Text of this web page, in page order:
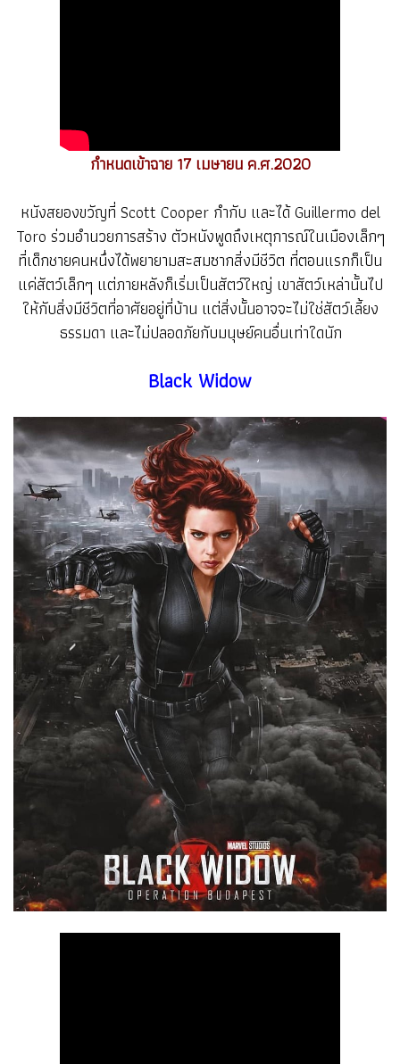
กำหนดเข้าฉาย 17 เมษายน ค.ศ.2020
หนังสยองขวัญที่ Scott Cooper กำกับ และได้ Guillermo del
Toro ร่วมอำนวยการสร้าง ตัวหนังพูดถึงเหตุการณ์ในเมืองเล็กๆ
ที่เด็กชายคนหนึ่งได้พยายามสะสมซากสิ่งมีชีวิต ที่ตอนแรกก็เป็น
แค่สัตว์เล็กๆ แต่ภายหลังก็เริ่มเป็นสัตว์ใหญ่ เขาสัตว์เหล่านั้นไป
ให้กับสิ่งมีชีวิตที่อาศัยอยู่ที่บ้าน แต่สิ่งนั้นอาจจะไม่ใช่สัตว์เลี้ยง
ธรรมดา และไม่ปลอดภัยกับมนุษย์คนอื่นเท่าใดนัก
Black Widow